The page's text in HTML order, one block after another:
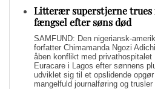
Litterær superstjerne trues
fængsel efter søns død
SAMFUND: Den nigeriansk-
forfatter Chimamanda Ngozi
åben konflikt med privathospitalet
Euracare i Lagos efter sønnens
udviklet sig til et opslidende
mangelfuld journalføring og trusler